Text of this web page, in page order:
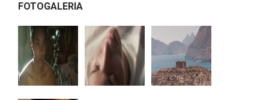
FOTOGALERIA